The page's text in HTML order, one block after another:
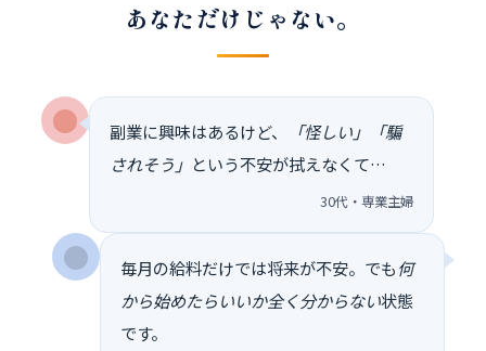
あなただけじゃない。
副業に興味はあるけど、
「怪しい」「騙
されそう」 という不安が拭えなくて…
30代・専業主婦
毎月の給料だけでは将来が不安。でも何
から始めたらいいか全く分からない状態
です。